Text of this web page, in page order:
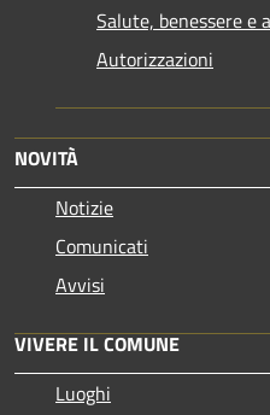
Salute, benessere e
Autorizzazioni
NOVITÀ
Notizie
Comunicati
Avvisi
VIVERE IL COMUNE
Luoghi